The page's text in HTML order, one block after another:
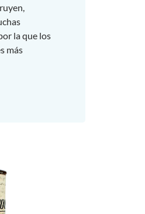
la que los
más